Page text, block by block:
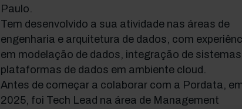
Paulo.
Tem desenvolvido a sua atividade nas áreas de
engenharia e arquitetura de dados, com
em modelação de dados, integração de
plataformas de dados em ambiente cloud.
Antes de começar a colaborar com a Pordata,
2025, foi Tech Lead na área de Management